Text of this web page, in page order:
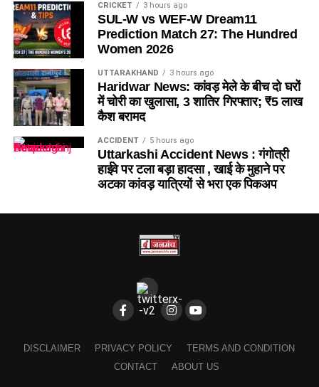
CRICKET 3 hours ago
SUL-W vs WEF-W Dream11
Prediction Match 27: The Hundred
Women 2026
UTTARAKHAND 3 hours ago
Haridwar News: कांवड़ मेले के बीच दो घरों
में चोरी का खुलासा, 3 शातिर गिरफ्तार; ₹5 लाख
कैश बरामद
ACCIDENT 5 hours ago
Uttarkashi Accident News : गंगोत्री
हाईवे पर टला बड़ा हादसा , खाई के मुहाने पर
अटका कांवड़ यात्रियों से भरा एक पिकअप
DISCLAIMER PRIVACY POLICY
TERMS AND CONDITION
CONTACT
ABOUT US